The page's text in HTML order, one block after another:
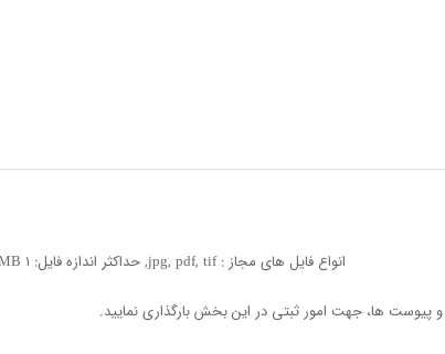
انواع فایل های مجاز : jpg, pdf, tif, حداکثر اندازه فایل: ۱ MB.
پیوست ها، جهت امور ثبتی در این بخش بارگذاری نمایید.